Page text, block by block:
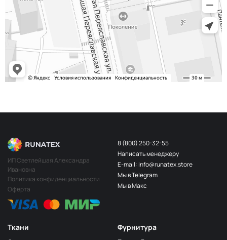
Ткани Фурнитура
ИП Светлейшая Александра
Ивановна
Политика конфиденциальности
Оферта
8 (800) 250-32-55
Написать менеджеру
E-mail: info@runatex.store
Мы в Telegram
Мы в Макс